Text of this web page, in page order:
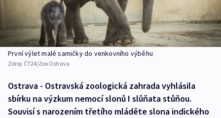
První výlet malé samičky do venkovního výběhu
Zdroj: ČT24/Zoo Ostrava
Ostrava - Ostravská zoologická zahrada vyhlásila
sbírku na výzkum nemocí slonů I slůňata stůňou.
Souvisí s narozením třetího mláděte slona indického